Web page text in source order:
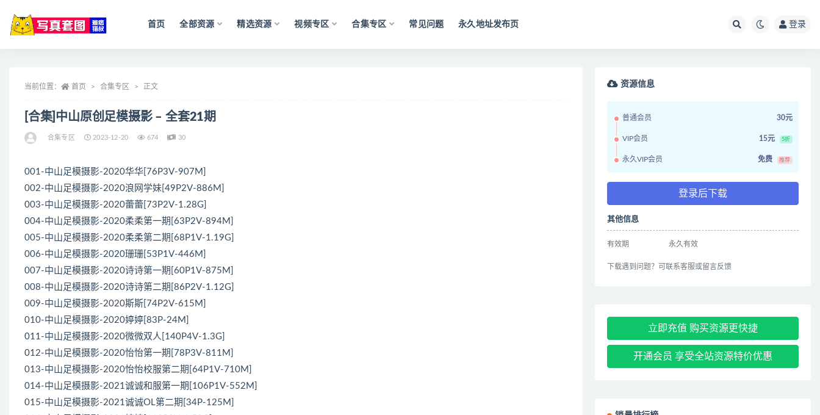
首页 全部资源 精选资源 视频专区 合集专区 常见问题 永久地址发布页 登录
当前位置： 首页 合集专区 正文
[合集]中山原创足模摄影 – 全套21期
合集专区 2023-12-20 674 30
001-中山足模摄影-2020华华[76P3V-907M]
002-中山足模摄影-2020浪网学妹[49P2V-886M]
003-中山足模摄影-2020蕾蕾[73P2V-1.28G]
004-中山足模摄影-2020柔柔第一期[63P2V-894M]
005-中山足模摄影-2020柔柔第二期[68P1V-1.19G]
006-中山足模摄影-2020珊珊[53P1V-446M]
007-中山足模摄影-2020诗诗第一期[60P1V-875M]
008-中山足模摄影-2020诗诗第二期[86P2V-1.12G]
009-中山足模摄影-2020斯斯[74P2V-615M]
010-中山足模摄影-2020婷婷[83P-24M]
011-中山足模摄影-2020微微双人[140P4V-1.3G]
012-中山足模摄影-2020怡怡第一期[78P3V-811M]
013-中山足模摄影-2020怡怡校服第二期[64P1V-710M]
014-中山足模摄影-2021诚诚和服第一期[106P1V-552M]
015-中山足模摄影-2021诚诚OL第二期[34P-125M]
资源信息
普通会员 30元
VIP会员 15元 5折
永久VIP会员 免费 推荐
登录后下载
其他信息
有效期 永久有效
下载遇到问题？可联系客服或留言反馈
立即充值 购买资源更快捷
开通会员 享受全站资源特价优惠